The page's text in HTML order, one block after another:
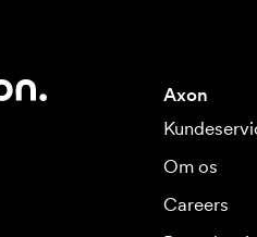
Axon
Om os
Careers